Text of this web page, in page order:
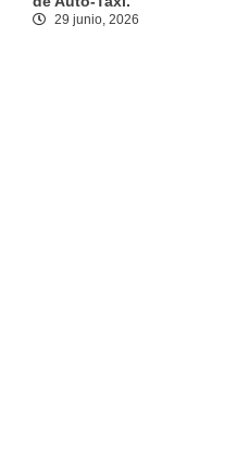
29 junio, 2026